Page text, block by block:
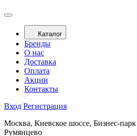
Каталог
Бренды
О нас
Доставка
Оплата
Акции
Контакты
Вход Регистрация
Москва, Киевское шоссе, Бизнес-
Румянцево